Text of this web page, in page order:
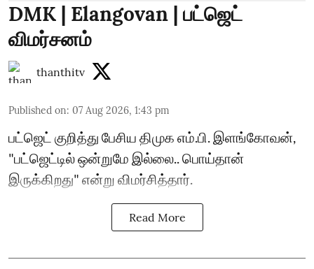
DMK | Elangovan | பட்ஜெட்
விமர்சனம்
thanthitv
Published on: 07 Aug 2026, 1:43 pm
பட்ஜெட் குறித்து பேசிய திமுக எம்.பி. இளங்கோவன்,
"பட்ஜெட்டில் ஒன்றுமே இல்லை.. பொய்தான்
இருக்கிறது" என்று விமர்சித்தார்.
Read More